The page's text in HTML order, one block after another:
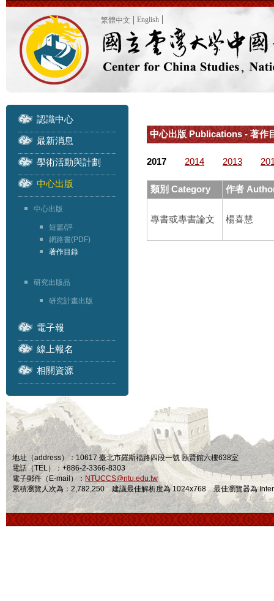
繁體中文 English
認識中心
最新消息
學術活動與計劃
中心出版
中心出版
短篇/評
網路書(PDF)
著作目錄
研究出版品
研究計畫出版
電子報
線上報名
相關資源
中心出版 Publications - 著
2017 2014 2013
類別 Category 作者
專書或專書論文 楊喜慧
地址（address）：10617 臺北市羅斯福路四段一號 頤賢館六樓638室
電話（TEL）：+886-2-3366-8303
電子郵件（E-mail）： NTUCCS@ntu.edu.tw
累積瀏覽人次為：2,782,250 建議最佳解析度為 1024x768 最佳瀏覽器為